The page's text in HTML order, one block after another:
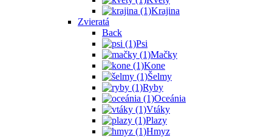
Krajina
Zvieratá
Back
Psi
Mačky
Kone
Šelmy
Ryby
Oceánia
Vtáky
Plazy
Hmyz